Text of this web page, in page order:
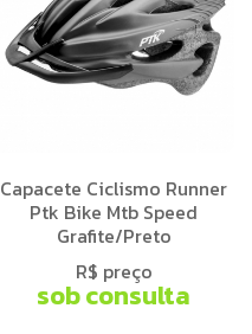
Capacete Ciclismo Runner
Ptk Bike Mtb Speed
Grafite/Preto
R$ preço
sob consulta